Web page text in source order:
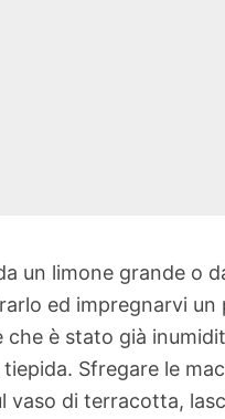
un limone grande o
ed impregnarvi un
che è stato già
tiepida. Sfregare le
vaso di terracotta,